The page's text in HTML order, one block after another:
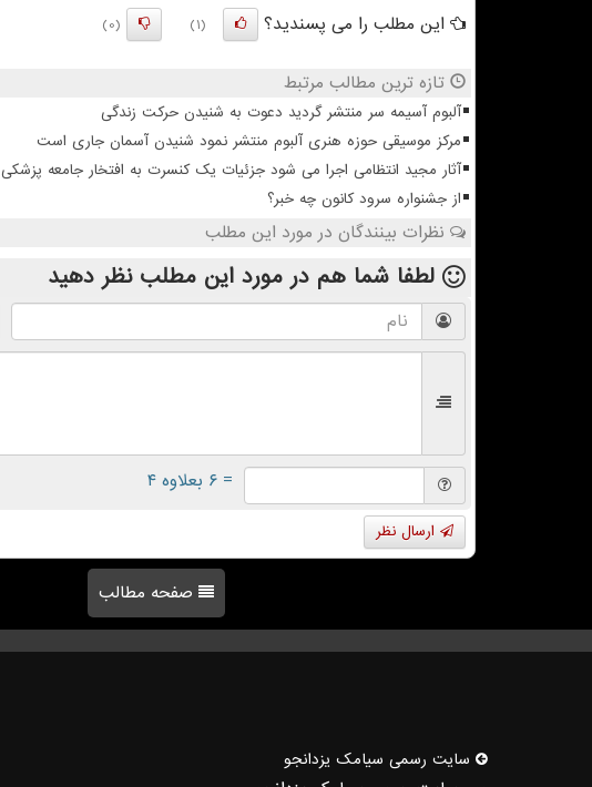
این مطلب را می پسندید؟
(1)
(0)
تازه ترین مطالب مرتبط
آلبوم آسیمه سر منتشر گردید دعوت به شنیدن حرکت زندگی
مرکز موسیقی حوزه هنری آلبوم منتشر نمود شنیدن آسمان جاری است
آثار مجید انتظامی اجرا می شود جزئیات یک کنسرت به افتخار جامعه پزشکی
از جشنواره سرود کانون چه خبر؟
نظرات بینندگان در مورد این مطلب
لطفا شما هم در مورد این مطلب نظر دهید
= ۶ بعلاوه ۴
ارسال نظر
صفحه مطالب
سایت رسمی سیامك یزدانجو